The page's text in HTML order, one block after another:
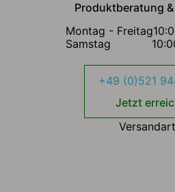
Produktberatung
Montag - Freitag
Samstag
+49 (0)521
Jetzt